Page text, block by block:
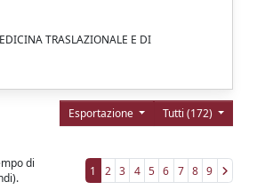
TRASLAZIONALE E DI
Tutti (172)
Esportazione
di
1 2 3 4 5 6 7 8 9